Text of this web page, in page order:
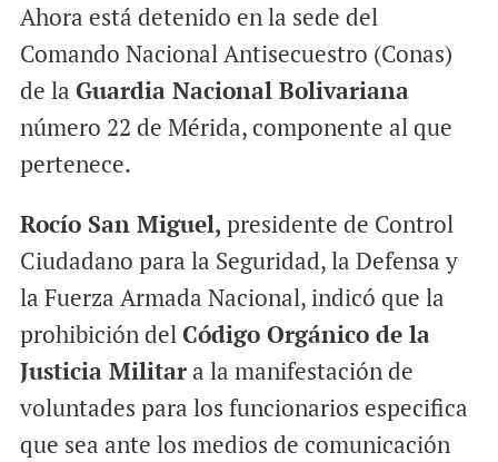
Ahora está detenido en la sede del
Comando Nacional Antisecuestro (Conas)
de la Guardia Nacional Bolivariana
número 22 de Mérida, componente al que
pertenece.
Rocío San Miguel, presidente de Control
Ciudadano para la Seguridad, la Defensa y
la Fuerza Armada Nacional, indicó que la
prohibición delCódigo Orgánico de la
Justicia Militara la manifestación de
voluntades para los funcionarios especifica
que sea ante los medios de comunicación